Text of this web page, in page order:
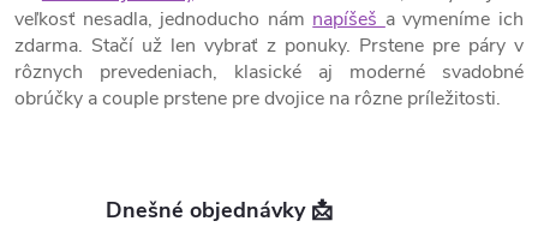
veľkosť nesadla, jednoducho nám napíšeš a vymeníme ich
zdarma. Stačí už len vybrať z ponuky. Prstene pre páry v
rôznych prevedeniach, klasické aj moderné svadobné
obrúčky a couple prstene pre dvojice na rôzne príležitosti.
Dnešné objednávky 📩